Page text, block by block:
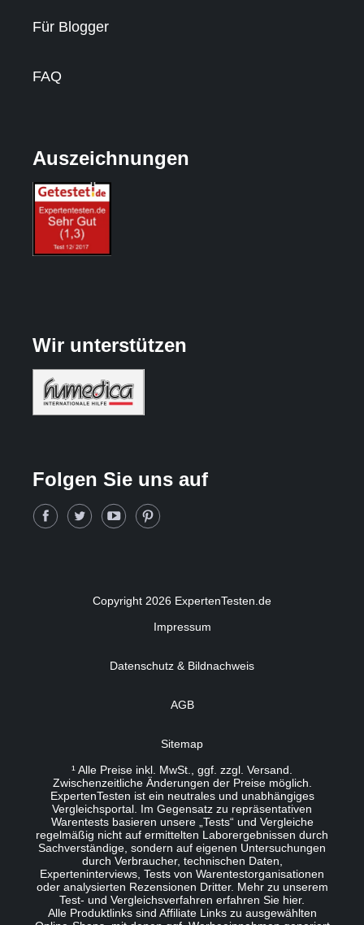
Für Blogger
FAQ
Auszeichnungen
Wir unterstützen
Folgen Sie uns auf
Copyright 2026 ExpertenTesten.de
Impressum
Datenschutz & Bildnachweis
AGB
Sitemap
¹ Alle Preise inkl. MwSt., ggf. zzgl. Versand.
Zwischenzeitliche Änderungen der Preise möglich.
ExpertenTesten ist ein neutrales und unabhängiges
Vergleichsportal. Im Gegensatz zu repräsentativen
Warentests basieren unsere „Tests“ und Vergleiche
regelmäßig nicht auf ermittelten Laborergebnissen durch
Sachverständige, sondern auf eigenen Untersuchungen
durch Verbraucher, technischen Daten,
Experteninterviews, Tests von Warentestorganisationen
oder analysierten Rezensionen Dritter. Mehr zu unserem
Test- und Vergleichsverfahren erfahren Sie hier.
Alle Produktlinks sind Affiliate Links zu ausgewählten